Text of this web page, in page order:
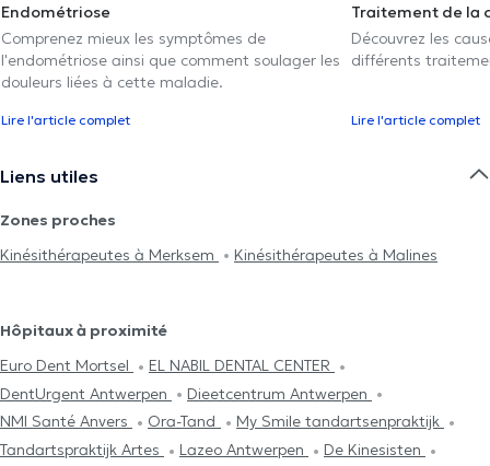
Endométriose
Comprenez mieux les symptômes de
l'endométriose ainsi que comment soulager les
douleurs liées à cette maladie.
Lire l'article complet
Traitement de la
Découvrez les
différents
Lire l'article complet
Liens utiles
Zones proches
Kinésithérapeutes à Merksem
Kinésithérapeutes à Malines
Hôpitaux à proximité
Euro Dent Mortsel
EL NABIL DENTAL CENTER
DentUrgent Antwerpen
Dieetcentrum Antwerpen
NMI Santé Anvers
Ora-Tand
My Smile tandartsenpraktijk
Tandartspraktijk Artes
Lazeo Antwerpen
De Kinesisten